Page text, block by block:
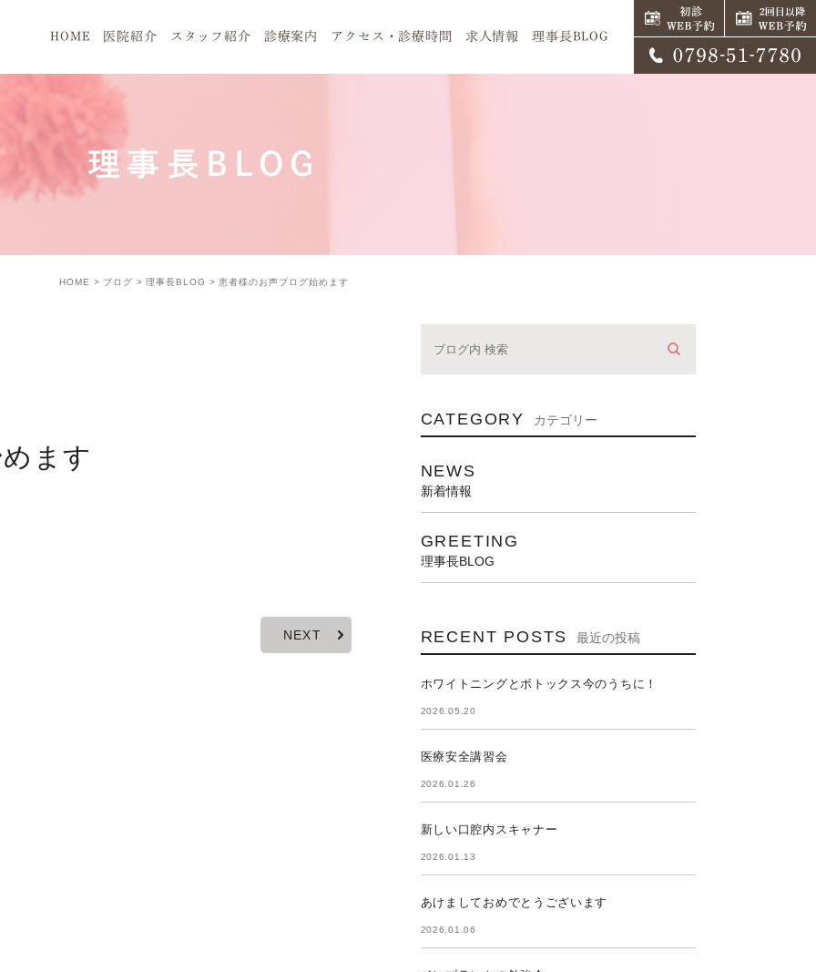
HOME 医院紹介 スタッフ紹介 診療案内 アクセス・診療時間 求人情報 理事長BLOG
理事長BLOG
HOME ブログ 理事長BLOG 患者様のお声ブログ始めます
ます
NEXT
CATEGORY カテゴリー
NEWS
新着情報
GREETING
理事長BLOG
RECENT POSTS 最近の投稿
ホワイトニングとボトックス今のうちに！
2026.05.20
医療安全講習会
2026.01.26
新しい口腔内スキャナー
2026.01.13
あけましておめでとうございます
2026.01.06